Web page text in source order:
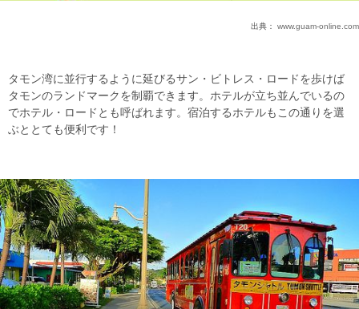
出典： www.guam-online.com
タモン湾に並行するように延びるサン・ビトレス・ロードを歩けば
タモンのランドマークを制覇できます。ホテルが立ち並んでいるの
でホテル・ロードとも呼ばれます。宿泊するホテルもこの通りを選
ぶととても便利です！